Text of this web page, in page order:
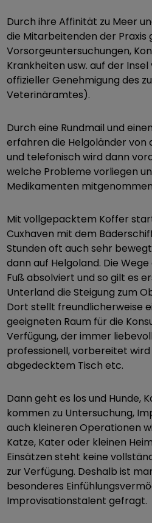
Durch ihre Affinität zu Meer
die Mitarbeitenden der Praxis
Vorsorgeuntersuchungen,
Krankheiten usw. auf der
offizieller Genehmigung des
Veterinäramtes).
Durch eine Rundmail und
erfahren die Helgoländer von
und telefonisch wird dann
welche Probleme vorliegen
Medikamenten
Mit vollgepacktem Koffer
Cuxhaven mit dem
Stunden oft auch sehr
dann auf Helgoland. Die
Fuß absolviert und so gilt es
Unterland die Steigung zum
Dort stellt freundlicherweise
geeigneten Raum für die
Verfügung, der immer
professionell, vorbereitet
abgedecktem Tisch etc.
Dann geht es los und Hunde,
kommen zu Untersuchung,
auch kleineren Operationen
Katze, Kater oder kleinen
Einsätzen steht keine
zur Verfügung. Deshalb ist
besonderes
Improvisationstalent gefragt.